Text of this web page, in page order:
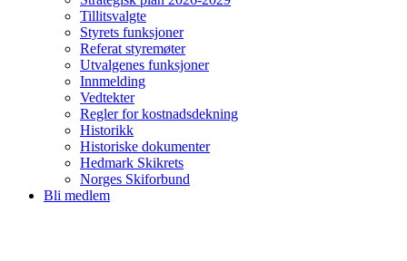
Tillitsvalgte
Styrets funksjoner
Referat styremøter
Utvalgenes funksjoner
Innmelding
Vedtekter
Regler for kostnadsdekning
Historikk
Historiske dokumenter
Hedmark Skikrets
Norges Skiforbund
Bli medlem